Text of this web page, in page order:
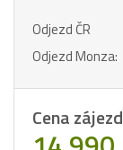
Odjezd ČR
Odjezd Monza:
Cena